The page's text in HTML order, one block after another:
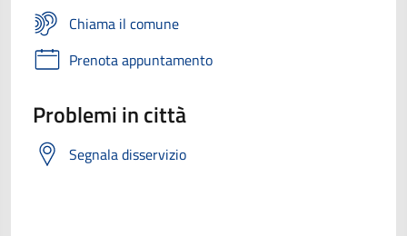
Chiama il comune
Prenota appuntamento
Problemi in città
Segnala disservizio